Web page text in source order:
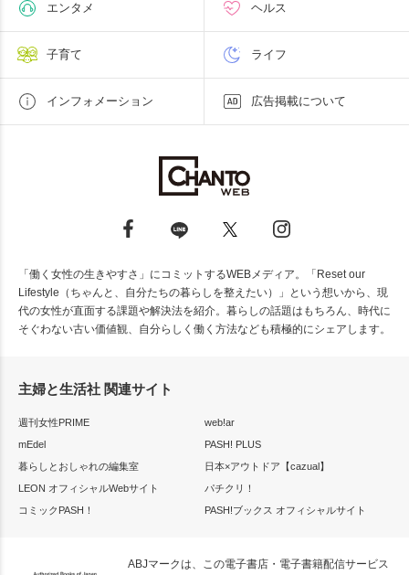
エンタメ ヘルス
子育て ライフ
インフォメーション 広告掲載について
「働く女性の生きやすさ」にコミットするWEBメディア。「Reset our
Lifestyle（ちゃんと、自分たちの暮らしを整えたい）」という想いから、現
代の女性が直面する課題や解決法を紹介。暮らしの話題はもちろん、時代に
そぐわない古い価値観、自分らしく働く方法なども積極的にシェアします。
主婦と生活社 関連サイト
週刊女性PRIME
web!ar
mEdel
PASH! PLUS
暮らしとおしゃれの編集室
日本×アウトドア【cazual】
LEON オフィシャルWebサイト
パチクリ！
コミックPASH！
PASH!ブックス オフィシャルサイト
ABJマークは、この電子書店・電子書籍配信サービス